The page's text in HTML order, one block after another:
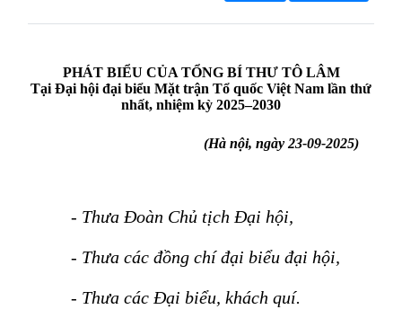
PHÁT BIỂU CỦA TỔNG BÍ THƯ TÔ LÂM
Tại Đại hội đại biểu Mặt trận Tổ quốc Việt Nam lần thứ
nhất, nhiệm kỳ 2025–2030
(Hà nội, ngày 23-09-2025)
- Thưa Đoàn Chủ tịch Đại hội,
- Thưa các đồng chíđại biểu đại hội,
- Thưa các Đại biểu, khách quí.